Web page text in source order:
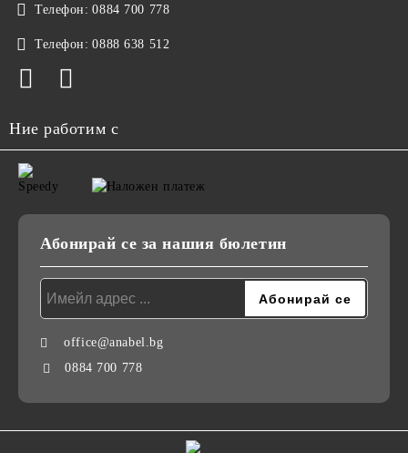
Телефон: 0884 700 778
Телефон: 0888 638 512
Ние работим с
Абонирай се за нашия бюлетин
office@anabel.bg
0884 700 778